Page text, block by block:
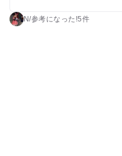
N/参考になった!5件